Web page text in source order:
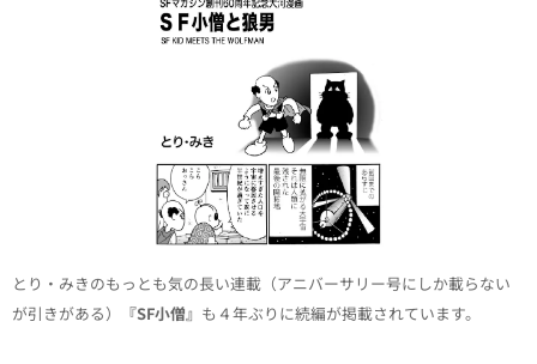
とり・みきのもっとも気の長い連載（アニバーサリー号にしか載らない
が引きがある）
『SF小僧』 も４年ぶりに続編が掲載されています。